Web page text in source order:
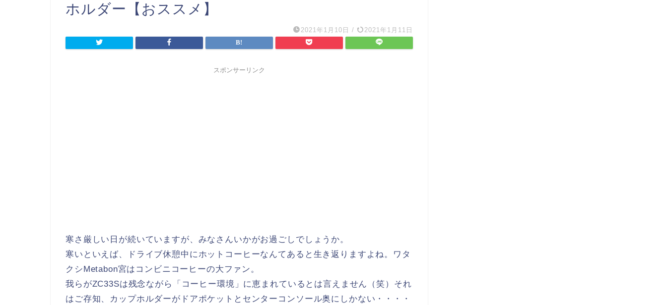
ホルダー【おススメ】
2021年1月10日 / 2021年1月11日
スポンサーリンク
寒さ厳しい日が続いていますが、みなさんいかがお過ごしでしょうか。
寒いといえば、ドライブ休憩中にホットコーヒーなんてあると生き返りますよね。ワタ
クシMetabon宮はコンビニコーヒーの大ファン。
我らがZC33Sは残念ながら「コーヒー環境」に恵まれているとは言えません（笑）それ
はご存知、カップホルダーがドアポケットとセンターコンソール奥にしかない・・・・